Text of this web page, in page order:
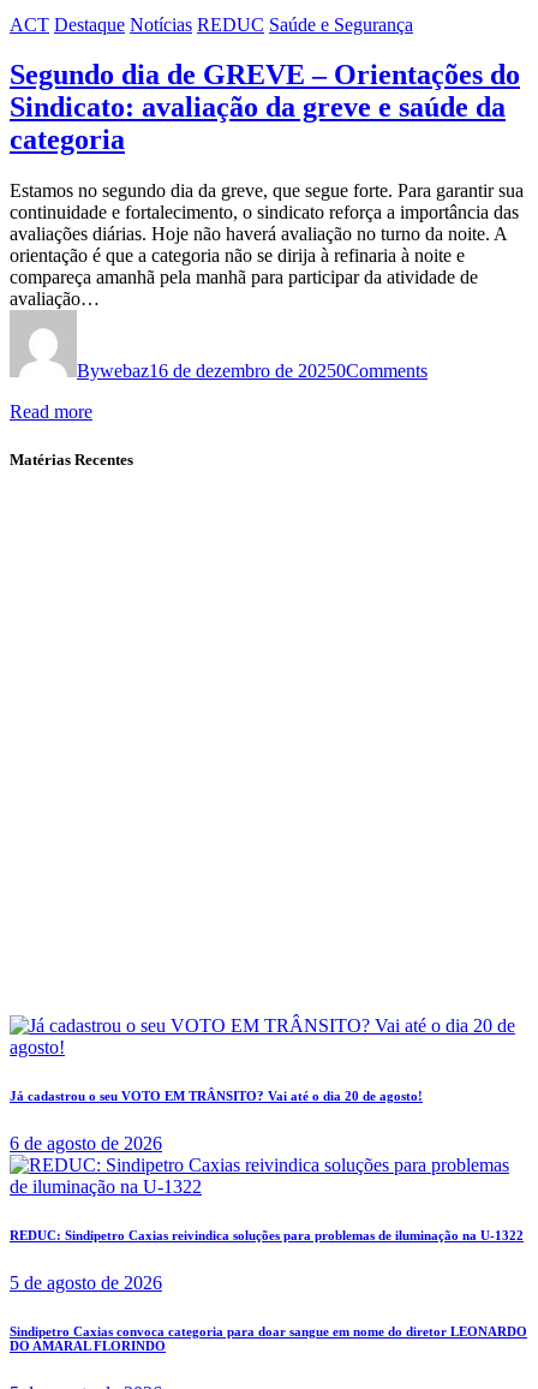
ACT Destaque Notícias REDUC Saúde e Segurança
Segundo dia de GREVE – Orientações do
Sindicato: avaliação da greve e saúde da
categoria
Estamos no segundo dia da greve, que segue forte. Para garantir sua
continuidade e fortalecimento, o sindicato reforça a importância das
avaliações diárias. Hoje não haverá avaliação no turno da noite. A
orientação é que a categoria não se dirija à refinaria à noite e
compareça amanhã pela manhã para participar da atividade de
avaliação…
Bywebaz16 de dezembro de 20250Comments
Read more
Matérias Recentes
Já cadastrou o seu VOTO EM TRÂNSITO? Vai até o dia 20 de agosto!
6 de agosto de 2026
REDUC: Sindipetro Caxias reivindica soluções para problemas de iluminação na U-1322
5 de agosto de 2026
Sindipetro Caxias convoca categoria para doar sangue em nome do diretor LEONARDO
DO AMARAL FLORINDO